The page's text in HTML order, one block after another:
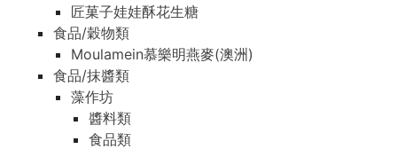
匠菓子娃娃酥花生糖
食品/穀物類
Moulamein慕樂明燕麥(澳洲)
食品/抹醬類
藻作坊
醬料類
食品類